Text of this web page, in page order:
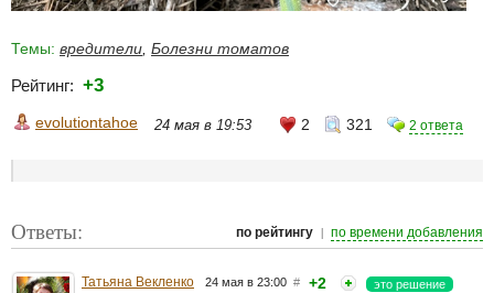
Темы: вредители Болезни томатов
Рейтинг: +3
evolutiontahoe 24 мая в 19:53 2 321 2 ответа
Ответы: по рейтингу | по времени добавления
Татьяна Векленко 24 мая в 23:00 # +2 это решение